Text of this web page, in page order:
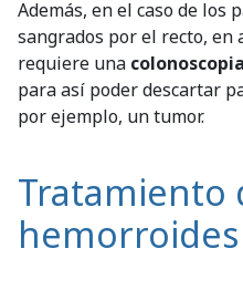
Además, en el caso de los
sangrados por el recto, en
requiere una colonoscopia
para así poder descartar
por ejemplo, un tumor.
Tratamiento
hemorroides